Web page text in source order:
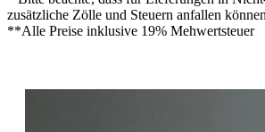
zusätzliche Zölle und Steuern anfallen
**Alle Preise inklusive 19% Mehwertsteuer